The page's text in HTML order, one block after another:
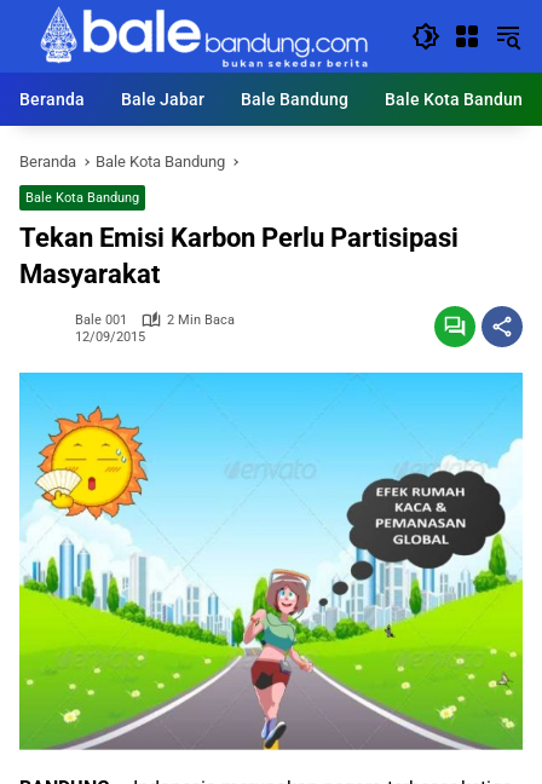
Langsung
konten
Beranda
Bale Jabar Bale Bandung Bale Kota Bandung
Beranda Bale Kota Bandung
Bale Kota Bandung
Tekan Emisi Karbon Perlu Partisipasi
Masyarakat
Bale 001
2 Min Baca
12/09/2015